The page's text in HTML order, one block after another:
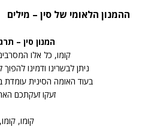
ההמנון הלאומי של סין – מילים
המנון סין –
קומו, כל אלו
ניתן לבשרינו ודמינו
בעוד האומה הסינית עומדת
זעקו זעקתכם
קומו,